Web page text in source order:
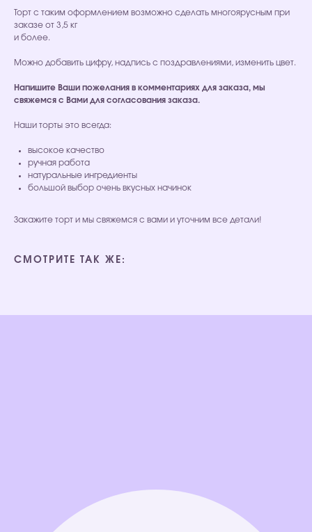
Торт с таким оформлением возможно сделать многоярусным при
заказе от 3,5 кг
и более.
Можно добавить цифру, надпись с поздравлениями, изменить цвет.
Напишите Ваши пожелания в комментариях для заказа, мы
свяжемся с Вами для согласования заказа.
Наши торты это всегда:
высокое качество
ручная работа
натуральные ингредиенты
большой выбор очень вкусных начинок
Закажите торт и мы свяжемся с вами и уточним все детали!
СМОТРИТЕ ТАК ЖЕ: